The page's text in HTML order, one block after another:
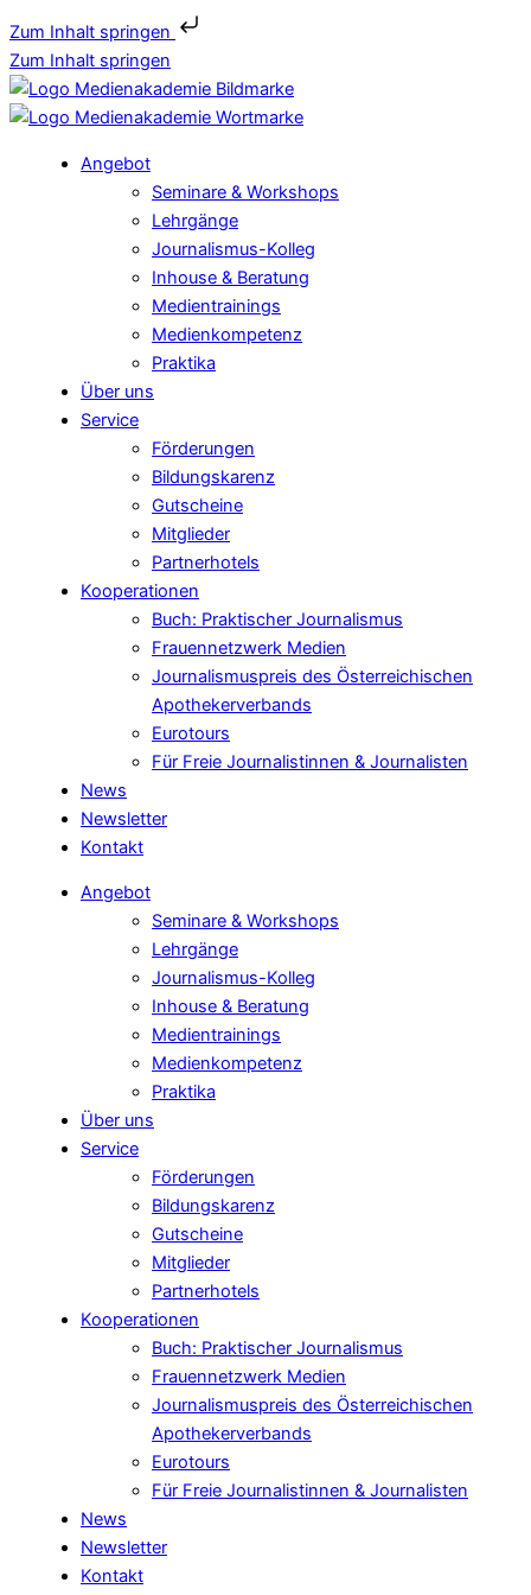
Zum Inhalt springen
Zum Inhalt springen
Angebot
Seminare & Workshops
Lehrgänge
Journalismus-Kolleg
Inhouse & Beratung
Medientrainings
Medienkompetenz
Praktika
Über uns
Service
Förderungen
Bildungskarenz
Gutscheine
Mitglieder
Partnerhotels
Kooperationen
Buch: Praktischer Journalismus
Frauennetzwerk Medien
Journalismuspreis des Österreichischen
Apothekerverbands
Eurotours
Für Freie Journalistinnen & Journalisten
News
Newsletter
Kontakt
Angebot
Seminare & Workshops
Lehrgänge
Journalismus-Kolleg
Inhouse & Beratung
Medientrainings
Medienkompetenz
Praktika
Über uns
Service
Förderungen
Bildungskarenz
Gutscheine
Mitglieder
Partnerhotels
Kooperationen
Buch: Praktischer Journalismus
Frauennetzwerk Medien
Journalismuspreis des Österreichischen
Apothekerverbands
Eurotours
Für Freie Journalistinnen & Journalisten
News
Newsletter
Kontakt